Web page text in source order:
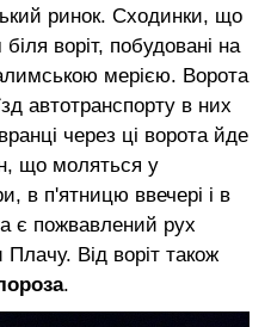
ринок. Сходинки, що
воріт, побудовані на
мерією. Ворота
автотранспорту в них
через ці ворота йде
що моляться у
в п'ятницю ввечері і в
є пожвавлений рух
Від воріт також
.